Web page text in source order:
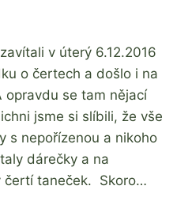
v úterý 6.12.2016
o čertech a došlo i na
opravdu se tam nějací
jsme si slíbili, že vše
s nepořízenou a nikoho
dárečky a na
čertí taneček. Skoro…